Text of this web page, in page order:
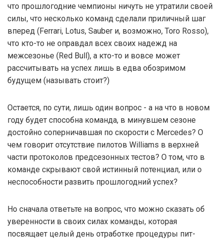
что прошлогодние чемпионы ничуть не утратили своей
силы, что несколько команд сделали приличный шаг
вперед (Ferrari, Lotus, Sauber и, возможно, Toro Rosso),
что кто-то не оправдал всех своих надежд на
межсезонье (Red Bull), а кто-то и вовсе может
рассчитывать на успех лишь в едва обозримом
будущем (называть стоит?)
Остается, по сути, лишь один вопрос - а на что в новом
году будет способна команда, в минувшем сезоне
достойно соперничавшая по скорости с Mercedes? О
чем говорит отсутствие пилотов Williams в верхней
части протоколов предсезонных тестов? О том, что в
команде скрывают свой истинный потенциал, или о
неспособности развить прошлогодний успех?
Но сначала ответьте на вопрос, что можно сказать об
уверенности в своих силах команды, которая
посвящает целый день отработке процедуры пит-